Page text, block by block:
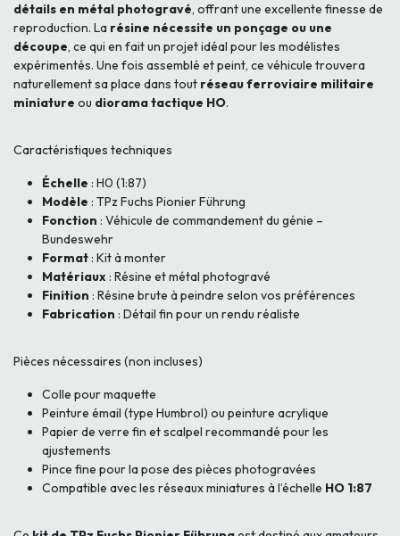
détails en métal photogravé, offrant une excellente finesse de
reproduction. La résine nécessite un ponçage ou une
découpe, ce qui en fait un projet idéal pour les modélistes
expérimentés. Une fois assemblé et peint, ce véhicule trouvera
naturellement sa place dans tout réseau ferroviaire militaire
miniature ou diorama tactique HO.
Caractéristiques techniques
Échelle : H0 (1:87)
Modèle : TPz Fuchs Pionier Führung
Fonction : Véhicule de commandement du génie –
Bundeswehr
Format : Kit à monter
Matériaux : Résine et métal photogravé
Finition : Résine brute à peindre selon vos préférences
Fabrication : Détail fin pour un rendu réaliste
Pièces nécessaires (non incluses)
Colle pour maquette
Peinture émail (type Humbrol) ou peinture acrylique
Papier de verre fin et scalpel recommandé pour les
ajustements
Pince fine pour la pose des pièces photogravées
Compatible avec les réseaux miniatures à l’échelle HO 1:87